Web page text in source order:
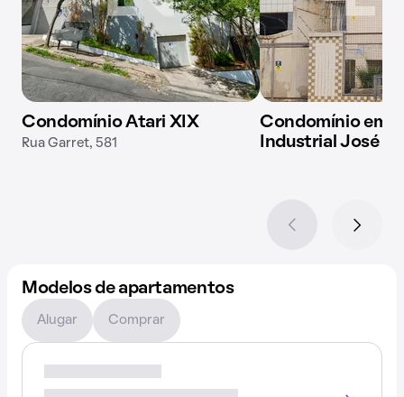
Condomínio Atari XIX
Rua Garret, 581
Condomínio em
Industrial José
Modelos de apartamentos
Alugar Comprar